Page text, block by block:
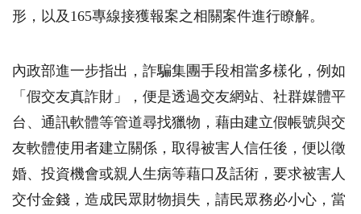
形，以及165專線接獲報案之相關案件進行瞭解。
內政部進一步指出，詐騙集團手段相當多樣化，例如
「假交友真詐財」，便是透過交友網站、社群媒體平
台、通訊軟體等管道尋找獵物，藉由建立假帳號與交
友軟體使用者建立關係，取得被害人信任後，便以徵
婚、投資機會或親人生病等藉口及話術，要求被害人
交付金錢，造成民眾財物損失，請民眾務必小心，當